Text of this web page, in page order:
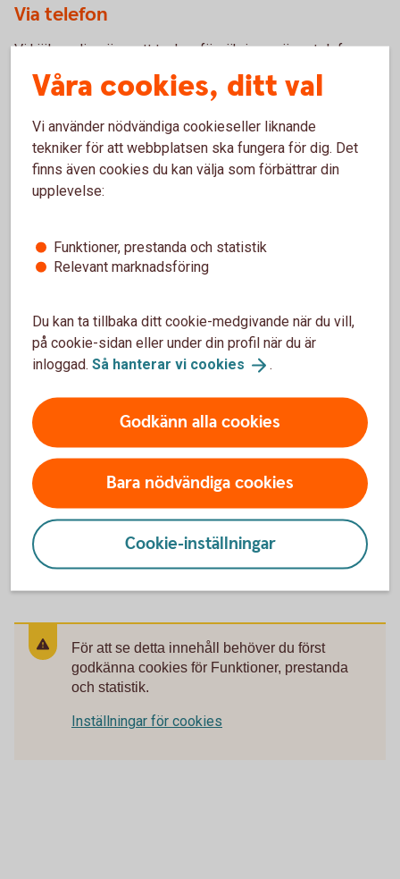
Via telefon
Vi hjälper dig gärna att teckna försäkringen över telefon.
Ring 0771-22 11 22.
Bilförsäkring
Lätt lastbilsförsäkring
Husbilsförsäkring
Husvagnsförsäkring
Snöskoterförsäkring
För att se detta innehåll behöver du först
godkänna cookies för Funktioner, prestanda
och statistik.
Inställningar för cookies
Våra cookies, ditt val
Vi använder nödvändiga cookieseller liknande
tekniker för att webbplatsen ska fungera för dig. Det
finns även cookies du kan välja som förbättrar din
upplevelse:
Funktioner, prestanda och statistik
Relevant marknadsföring
Du kan ta tillbaka ditt cookie-medgivande när du vill,
på cookie-sidan eller under din profil när du är
inloggad. Så hanterar vi cookies .
Godkänn alla cookies
Bara nödvändiga cookies
Cookie-inställningar